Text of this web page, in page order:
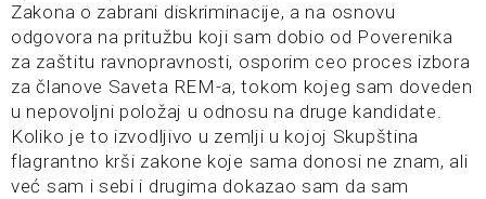
Zakona o zabrani diskriminacije, a na osnovu
odgovora na pritužbu koji sam dobio od Poverenika
za zaštitu ravnopravnosti, osporim ceo proces izbora
za članove Saveta REM-a, tokom kojeg sam doveden
u nepovoljni položaj u odnosu na druge kandidate.
Koliko je to izvodljivo u zemlji u kojoj Skupština
flagrantno krši zakone koje sama donosi ne znam, ali
već sam i sebi i drugima dokazao sam da sam